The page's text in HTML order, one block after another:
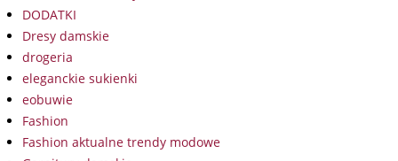
DODATKI
Dresy damskie
drogeria
eleganckie sukienki
eobuwie
Fashion
Fashion aktualne trendy modowe